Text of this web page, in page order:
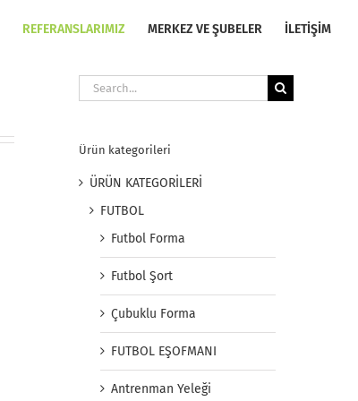
REFERANSLARIMIZ MERKEZ VE ŞUBELER İLETİŞİM
Search
for:
Ürün kategorileri
ÜRÜN KATEGORİLERİ
FUTBOL
Futbol Forma
Futbol Şort
Çubuklu Forma
FUTBOL EŞOFMANI
Antrenman Yeleği